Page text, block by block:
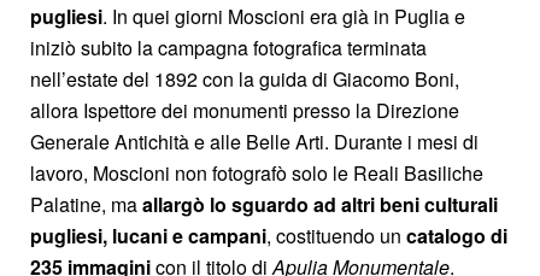
pugliesi. In quei giorni Moscioni era già in Puglia e
iniziò subito la campagna fotografica terminata
nell’estate del 1892 con la guida di Giacomo Boni,
allora Ispettore dei monumenti presso la Direzione
Generale Antichità e alle Belle Arti. Durante i mesi di
lavoro, Moscioni non fotografò solo le Reali Basiliche
Palatine, maallargò lo sguardo ad altri beni culturali
pugliesi, lucani e campani, costituendo un catalogo di
235 immaginicon il titolo diApulia Monumentale.